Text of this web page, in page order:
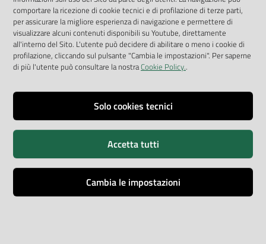
UNITÀ DI MISURA : numero e % comuni
STATO ATTUALE:
TREND:
luminoso?
Regolamento per obbligo energia solare
fotovoltaica
comportare la ricezione di cookie tecnici e di profilazione di terze parti,
per assicurare la migliore esperienza di navigazione e permettere di
visualizzare alcuni contenuti disponibili su Youtube, direttamente
all'interno del Sito. L'utente può decidere di abilitare o meno i cookie di
profilazione, cliccando sul pulsante "Cambia le impostazioni". Per saperne
di più l'utente può consultare la nostraCookie Policy..
Solo cookies tecnici
Accetta tutti
Cambia le impostazioni